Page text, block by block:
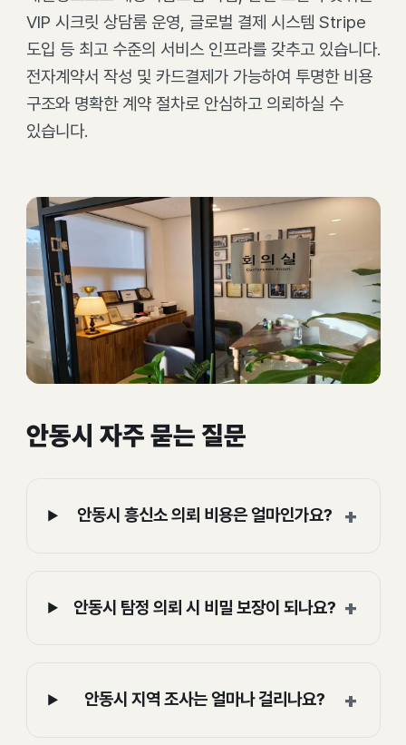
VIP 시크릿 상담룸 운영, 글로벌 결제 시스템 Stripe
도입 등 최고 수준의 서비스 인프라를 갖추고 있습니다.
전자계약서 작성 및 카드결제가 가능하여 투명한 비용
구조와 명확한 계약 절차로 안심하고 의뢰하실 수
있습니다.
안동시 자주 묻는 질문
안동시 흥신소 의뢰 비용은 얼마인가요? +
안동시 탐정 의뢰 시 비밀 보장이 되나요? +
안동시 지역 조사는 얼마나 걸리나요? +